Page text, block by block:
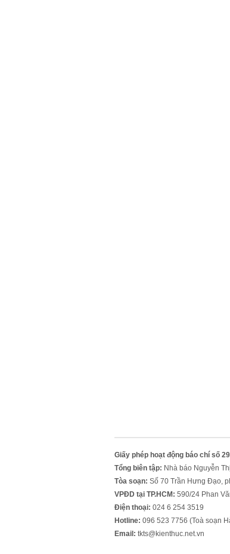
Giấy phép hoạt động báo chí số
Tổng biên tập: Nhà báo Nguyễn
Tòa soạn: Số 70 Trần Hưng Đạo,
VPĐD tại TP.HCM: 590/24 Phan
Điện thoại: 024 6 254 3519
Hotline: 096 523 7756 (Toà soạn
Email: tkts@kienthuc.net.vn